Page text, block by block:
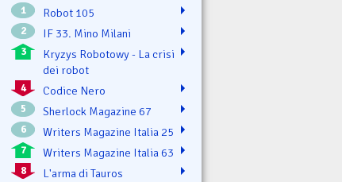
1 Robot 105
2 IF 33. Mino Milani
3
Kryzys Robotowy - La crisi
dei robot
4 Codice Nero
5 Sherlock Magazine 67
6 Writers Magazine Italia 25
7 Writers Magazine Italia 63
8 L'arma di Tauros